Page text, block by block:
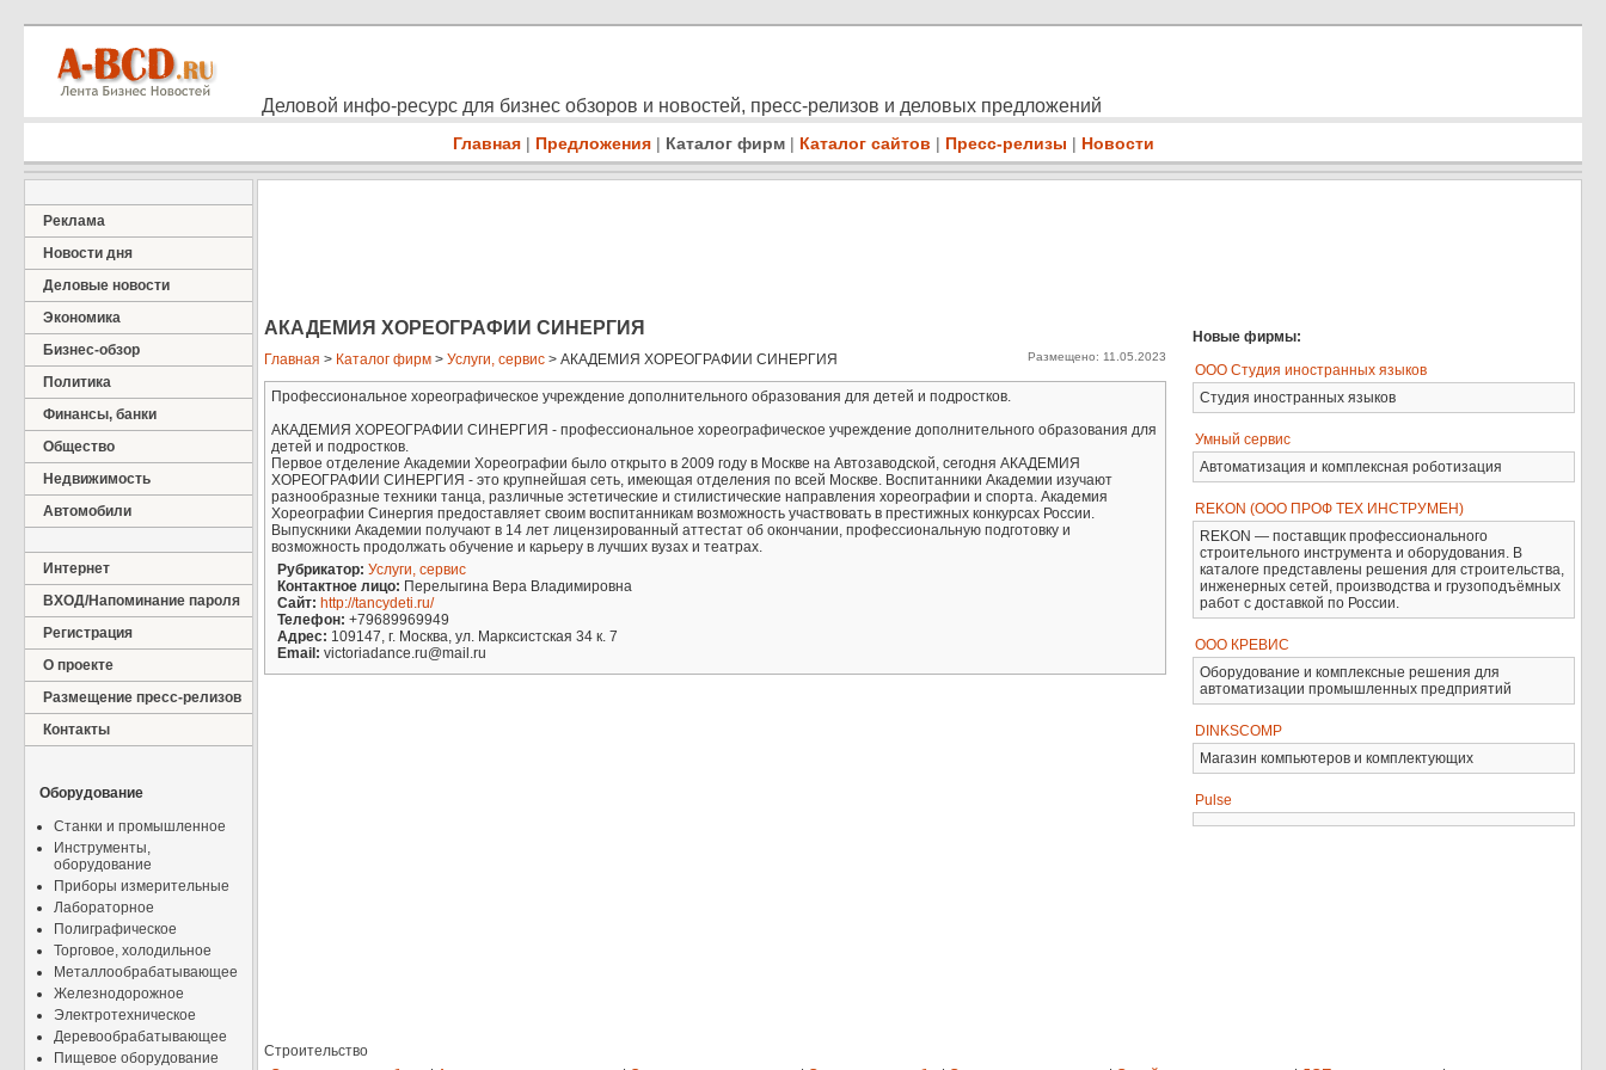
Деловой инфо-ресурс для бизнес обзоров и новостей, пресс-релизов и деловых предложений
Главная | Предложения | Каталог фирм | Каталог сайтов | Пресс-релизы | Новости
Реклама
Новости дня
Деловые новости
Экономика
Бизнес-обзор
Политика
Финансы, банки
Общество
Недвижимость
Автомобили
Интернет
ВХОД/Напоминание пароля
Регистрация
О проекте
Размещение пресс-релизов
Контакты
Оборудование
Станки и промышленное
Инструменты,
оборудование
Приборы измерительные
Лабораторное
Полиграфическое
Торговое, холодильное
Металлообрабатывающее
Железнодорожное
Электротехническое
Деревообрабатывающее
Пищевое оборудование
АКАДЕМИЯ ХОРЕОГРАФИИ СИНЕРГИЯ
Главная > Каталог фирм > Услуги, сервис > АКАДЕМИЯ ХОРЕОГРАФИИ СИНЕРГИЯ Размещено: 11.05.2023
Профессиональное хореографическое учреждение дополнительного образования для детей и подростков.
АКАДЕМИЯ ХОРЕОГРАФИИ СИНЕРГИЯ - профессиональное хореографическое учреждение дополнительного образования для
детей и подростков.
Первое отделение Академии Хореографии было открыто в 2009 году в Москве на Автозаводской, сегодня АКАДЕМИЯ
ХОРЕОГРАФИИ СИНЕРГИЯ - это крупнейшая сеть, имеющая отделения по всей Москве. Воспитанники Академии изучают
разнообразные техники танца, различные эстетические и стилистические направления хореографии и спорта. Академия
Хореографии Синергия предоставляет своим воспитанникам возможность участвовать в престижных конкурсах России.
Выпускники Академии получают в 14 лет лицензированный аттестат об окончании, профессиональную подготовку и
возможность продолжать обучение и карьеру в лучших вузах и театрах.
Рубрикатор: Услуги, сервис
Контактное лицо: Перелыгина Вера Владимировна
Сайт: http://tancydeti.ru/
Телефон: +79689969949
Адрес: 109147, г. Москва, ул. Марксистская 34 к. 7
Email: victoriadance.ru@mail.ru
Новые фирмы:
ООО Студия иностранных языков
Студия иностранных языков
Умный сервис
Автоматизация и комплексная роботизация
REKON (ООО ПРОФ ТЕХ ИНСТРУМЕН)
REKON — поставщик профессионального
строительного инструмента и оборудования. В
каталоге представлены решения для строительства,
инженерных сетей, производства и грузоподъёмных
работ с доставкой по России.
ООО КРЕВИС
Оборудование и комплексные решения для
автоматизации промышленных предприятий
DINKSCOMP
Магазин компьютеров и комплектующих
Pulse
Строительство